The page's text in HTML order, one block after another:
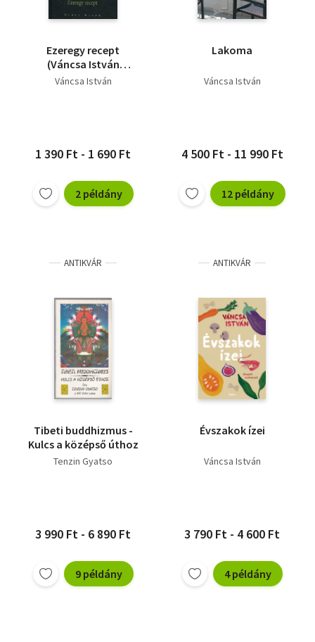
Ezeregy recept
(Váncsa István
szakácskönyve)
Váncsa István
1 390 Ft - 1 690 Ft
2 példány
Lakoma
Váncsa István
4 500 Ft - 11 990 Ft
12 példány
ANTIKVÁR
Tibeti buddhizmus -
Kulcs a középső úthoz
Tenzin Gyatso
3 990 Ft - 6 890 Ft
9 példány
ANTIKVÁR
Évszakok ízei
Váncsa István
3 790 Ft - 4 600 Ft
4 példány